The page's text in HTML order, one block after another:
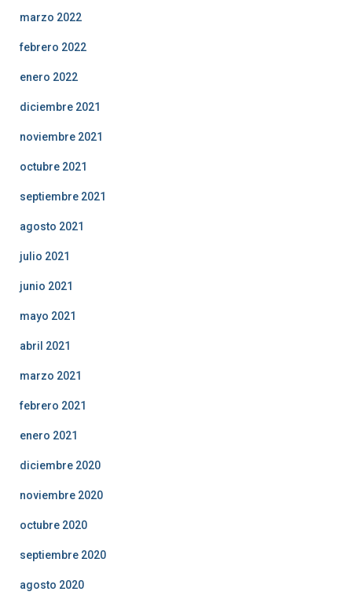
marzo 2022
febrero 2022
enero 2022
diciembre 2021
noviembre 2021
octubre 2021
septiembre 2021
agosto 2021
julio 2021
junio 2021
mayo 2021
abril 2021
marzo 2021
febrero 2021
enero 2021
diciembre 2020
noviembre 2020
octubre 2020
septiembre 2020
agosto 2020